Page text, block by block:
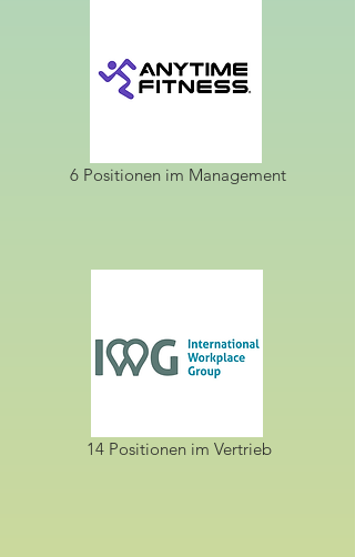
6 Positionen im Management
14 Positionen im Vertrieb